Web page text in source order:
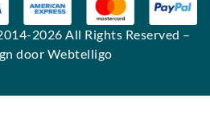
2026 All Rights Reserved –
door Webtelligo